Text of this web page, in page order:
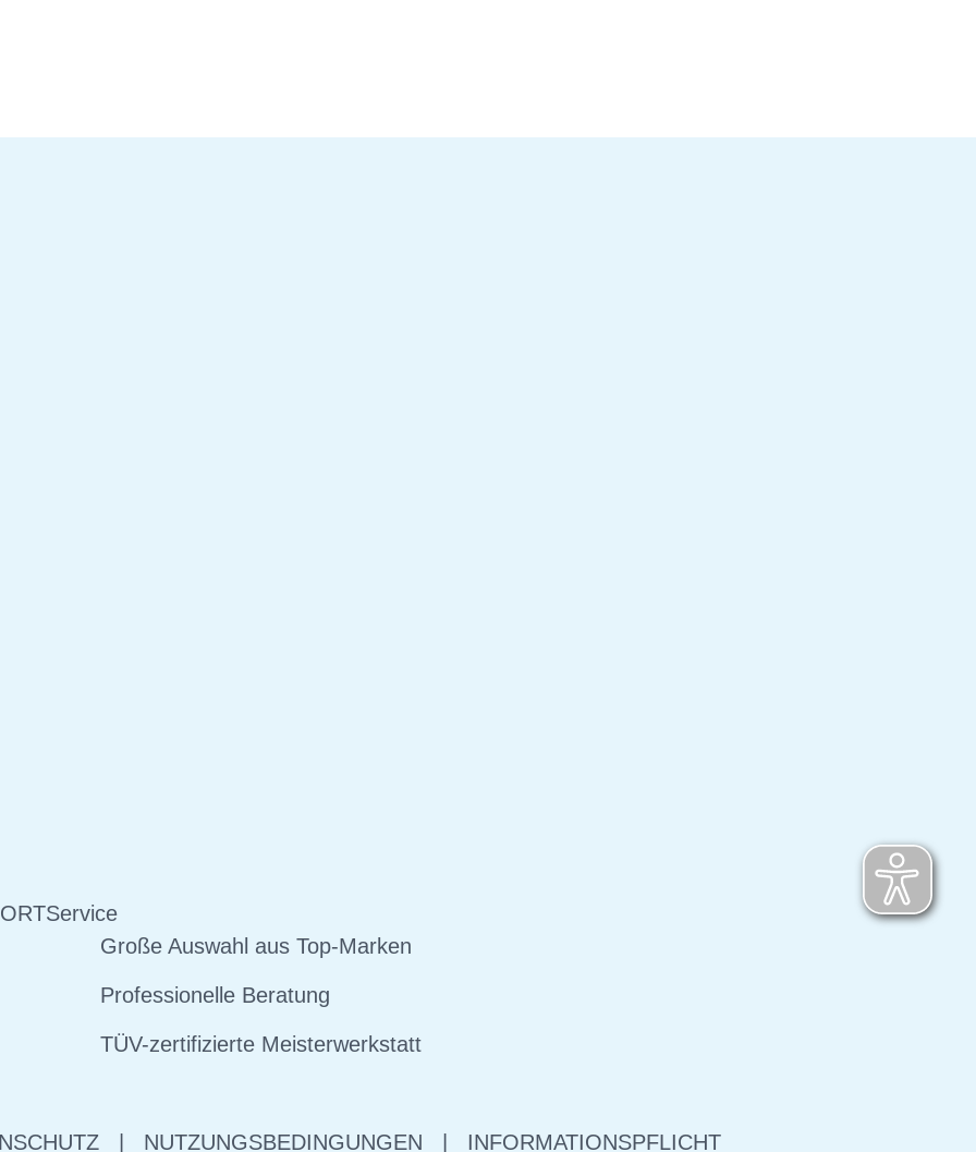
Service
Große Auswahl aus Top-Marken
Professionelle Beratung
TÜV-zertifizierte Meisterwerkstatt
NUTZUNGSBEDINGUNGEN INFORMATIONSPFLICHT